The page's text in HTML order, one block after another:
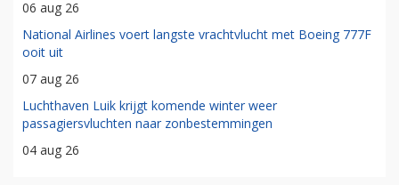
06 aug 26
National Airlines voert langste vrachtvlucht met Boeing 777F
ooit uit
07 aug 26
Luchthaven Luik krijgt komende winter weer
passagiersvluchten naar zonbestemmingen
04 aug 26